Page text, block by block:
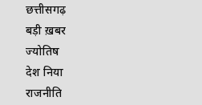
छत्तीसगढ़
बड़ी ख़बर
ज्योतिष
देश दुनिया
राजनीति